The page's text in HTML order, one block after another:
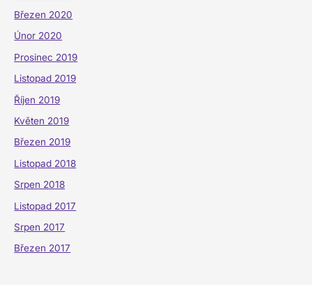
Březen 2020
Únor 2020
Prosinec 2019
Listopad 2019
Říjen 2019
Květen 2019
Březen 2019
Listopad 2018
Srpen 2018
Listopad 2017
Srpen 2017
Březen 2017